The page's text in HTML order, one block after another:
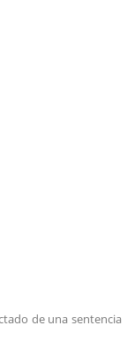
de una sentencia